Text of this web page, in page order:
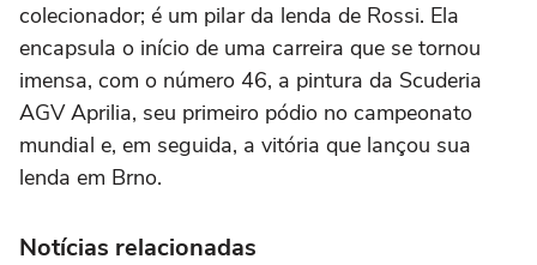
colecionador; é um pilar da lenda de Rossi. Ela
encapsula o início de uma carreira que se tornou
imensa, com o número 46, a pintura da Scuderia
AGV Aprilia, seu primeiro pódio no campeonato
mundial e, em seguida, a vitória que lançou sua
lenda em Brno.
Notícias relacionadas